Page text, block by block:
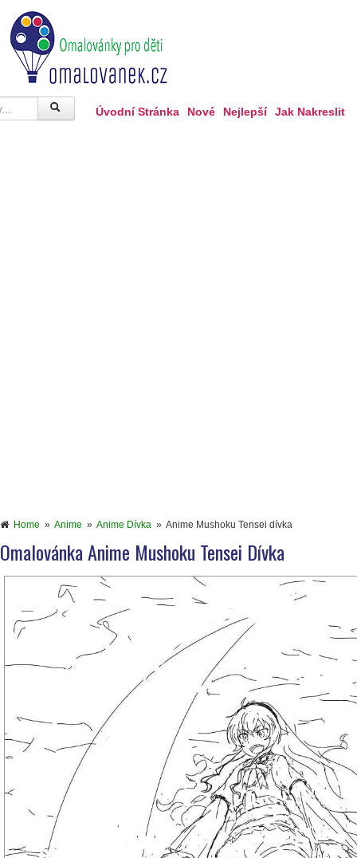
Úvodní Stránka Nové Nejlepší Jak Nakreslit
Home » Anime » Anime Dívka » Anime Mushoku Tensei dívka
Omalovánka Anime Mushoku Tensei Dívka